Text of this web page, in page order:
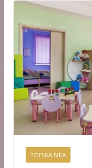
ΤΟΠΙΚΑ ΝΕΑ